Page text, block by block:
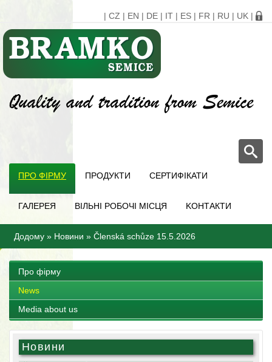
| CZ | EN | DE | IT | ES | FR | RU | UK |
ПРО ФІРМУ ПРОДУКТИ СЕРТИФІКАТИ
ГАЛЕРЕЯ ВІЛЬНІ РОБОЧІ МІСЦЯ KОНТАКТИ
Додому » Новини » Členská schůze 15.5.2026
Про фірму
News
Media about us
Новини